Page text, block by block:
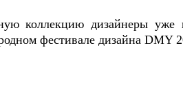
коллекцию дизайнеры уже
фестивале дизайна DMY